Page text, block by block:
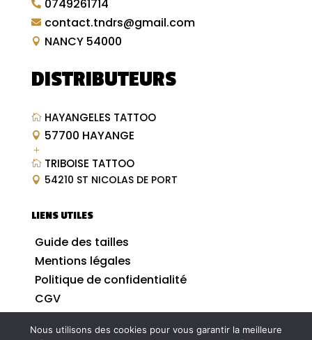
 0749261714
 contact.tndrs@gmail.com
 NANCY 54000
DISTRIBUTEURS
 HAYANGELES TATTOO
 57700 HAYANGE
L
 TRIBOISE TATTOO
 54210 ST NICOLAS DE PORT
LIENS UTILES
Guide des tailles
Mentions légales
Politique de confidentialité
CGV
Nous utilisons des cookies pour vous garantir la meilleure